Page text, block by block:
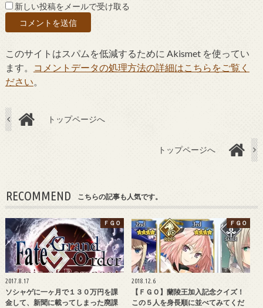
新しい投稿をメールで受け取る
このサイトはスパムを低減するために Akismet を使ってい
ます。
コメントデータの処理方法の詳細はこちらをご覧く
ださい
トップページへ
トップページへ
RECOMMEND こちらの記事も人気です。
ＦＧＯ
2017.8.17
ソシャゲに一ヶ月で１３０万円を課
金して、新聞に載ってしまった廃課
ＦＧＯ
2018.12.6
【ＦＧＯ】蘭陵王加入記念クイズ！
この５人を身長順に並べてみてくだ